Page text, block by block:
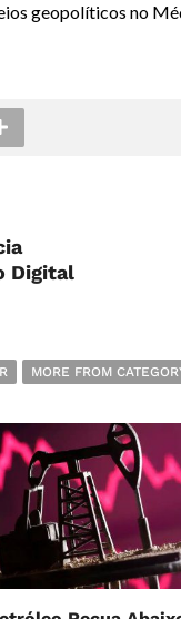
geopolíticos no
Digital
MORE FROM